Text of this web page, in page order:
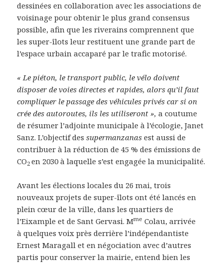
dessinées en collaboration avec les associations de
voisinage pour obtenir le plus grand consensus
possible, afin que les riverains comprennent que
les super-îlots leur restituent une grande part de
l’espace urbain accaparé par le trafic motorisé.
« Le piéton, le transport public, le vélo doivent
disposer de voies directes et rapides, alors qu’il faut
compliquer le passage des véhicules privés car si on
crée des autoroutes, ils les utiliseront », a coutume
de résumer l’adjointe municipale à l’écologie, Janet
Sanz. L’objectif dessupermanzanas est aussi de
contribuer à la réduction de 45 % des émissions de
CO2en 2030 à laquelle s’est engagée la municipalité.
Avant les élections locales du 26 mai, trois
nouveaux projets de super-îlots ont été lancés en
plein cœur de la ville, dans les quartiers de
l’Eixample et de Sant Gervasi. Mme Colau, arrivée
à quelques voix près derrière l’indépendantiste
Ernest Maragall et en négociation avec d’autres
partis pour conserver la mairie, entend bien les